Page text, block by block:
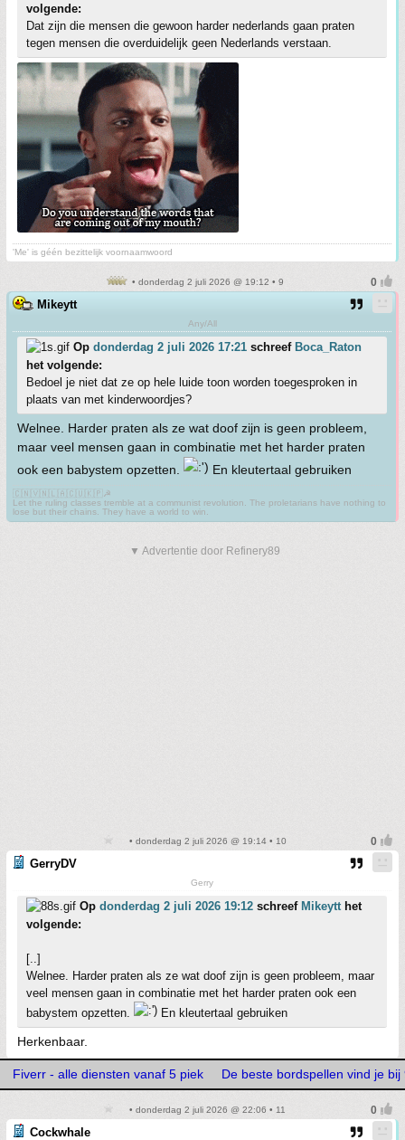
volgende:
Dat zijn die mensen die gewoon harder nederlands gaan praten
tegen mensen die overduidelijk geen Nederlands verstaan.
'Me' is géén bezittelijk voornaamwoord
• donderdag 2 juli 2026 @ 19:12 • 9
Mikeytt
Any/All
Op donderdag 2 juli 2026 17:21 schreef Boca_Raton
het volgende:
Bedoel je niet dat ze op hele luide toon worden toegesproken in
plaats van met kinderwoordjes?
Welnee. Harder praten als ze wat doof zijn is geen probleem,
maar veel mensen gaan in combinatie met het harder praten
ook een babystem opzetten.
En kleutertaal gebruiken
🇨🇳🇻🇳🇱🇦🇨🇺🇰🇵☭
Let the ruling classes tremble at a communist revolution. The proletarians have nothing to
lose but their chains. They have a world to win.
▼ Advertentie door Refinery89
• donderdag 2 juli 2026 @ 19:14 • 10
GerryDV
Gerry
Op donderdag 2 juli 2026 19:12 schreef Mikeytthet
volgende:
[..]
Welnee. Harder praten als ze wat doof zijn is geen probleem, maar
veel mensen gaan in combinatie met het harder praten ook een
babystem opzetten.
En kleutertaal gebruiken
Herkenbaar.
Fiverr - alle diensten vanaf 5 piek De beste bordspellen vind je bij
• donderdag 2 juli 2026 @ 22:06 • 11
Cockwhale